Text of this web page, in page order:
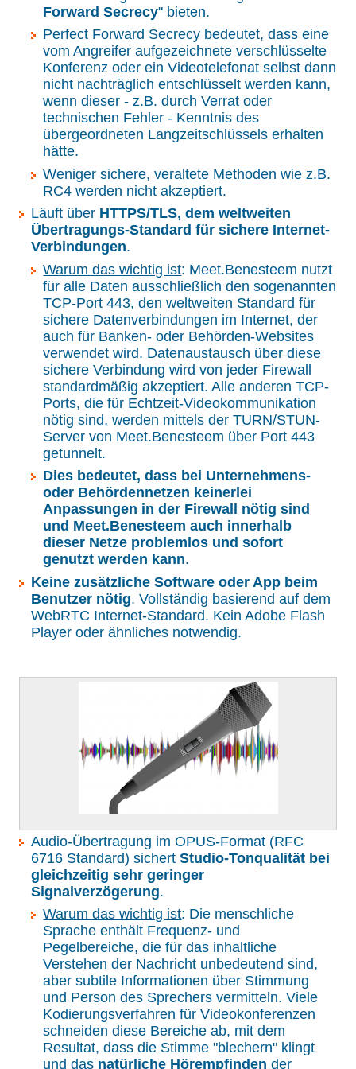
Forward Secrecy" bieten.
Perfect Forward Secrecy bedeutet, dass eine
vom Angreifer aufgezeichnete verschlüsselte
Konferenz oder ein Videotelefonat selbst dann
nicht nachträglich entschlüsselt werden kann,
wenn dieser - z.B. durch Verrat oder
technischen Fehler - Kenntnis des
übergeordneten Langzeitschlüssels erhalten
hätte.
Weniger sichere, veraltete Methoden wie z.B.
RC4 werden nicht akzeptiert.
Läuft über HTTPS/TLS, dem weltweiten
Übertragungs-Standard für sichere Internet-
Verbindungen.
Warum das wichtig ist: Meet.Benesteem nutzt
für alle Daten ausschließlich den sogenannten
TCP-Port 443, den weltweiten Standard für
sichere Datenverbindungen im Internet, der
auch für Banken- oder Behörden-Websites
verwendet wird. Datenaustausch über diese
sichere Verbindung wird von jeder Firewall
standardmäßig akzeptiert. Alle anderen TCP-
Ports, die für Echtzeit-Videokommunikation
nötig sind, werden mittels der TURN/STUN-
Server von Meet.Benesteem über Port 443
getunnelt.
Dies bedeutet, dass bei Unternehmens-
oder Behördennetzen keinerlei
Anpassungen in der Firewall nötig sind
und Meet.Benesteem auch innerhalb
dieser Netze problemlos und sofort
genutzt werden kann.
Keine zusätzliche Software oder App beim
Benutzer nötig. Vollständig basierend auf dem
WebRTC Internet-Standard. Kein Adobe Flash
Player oder ähnliches notwendig.
Audio-Übertragung im OPUS-Format (RFC
6716 Standard) sichertStudio-Tonqualität bei
gleichzeitig sehr geringer
Signalverzögerung.
Warum das wichtig ist: Die menschliche
Sprache enthält Frequenz- und
Pegelbereiche, die für das inhaltliche
Verstehen der Nachricht unbedeutend sind,
aber subtile Informationen über Stimmung
und Person des Sprechers vermitteln. Viele
Kodierungsverfahren für Videokonferenzen
schneiden diese Bereiche ab, mit dem
Resultat, dass die Stimme "blechern" klingt
und das natürliche Hörempfinden der